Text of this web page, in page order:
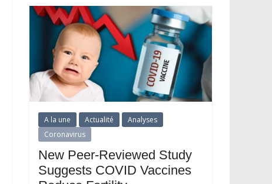
A la une Actualité
Analyses
Coronavirus
New Peer-Reviewed Study
Suggests COVID Vaccines